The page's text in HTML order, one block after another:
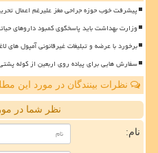
پیشرفت خوب حوزه جراحی مغز علیرغم اعمال
وزارت بهداشت باید پاسخگوی کمبود داروهای
برخورد با عرضه و تبلیغات غیرقانونی آمپول های
سفارش هایی برای پیاده روی اربعین از کوله
نظرات بینندگان در مورد این
نظر شما در
نام: